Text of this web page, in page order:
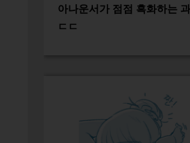
아나운서가 점점 흑화하는
ㄷㄷ